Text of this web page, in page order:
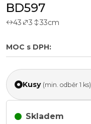
BD597
43 3 33cm
MOC s DPH:
Kusy (min. odběr 1 ks)
Skladem